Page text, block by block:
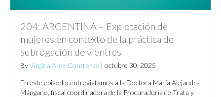
204: ARGENTINA – Explotación de
mujeres en contexto de la práctica de
subrogación de vientres
ByVirgina A. de Contreras | octubre 30, 2025
En este episodio entrevistamos a la Doctora María Alejandra
Mángano, fiscal coordinadora de la Procuraduría de Trata y